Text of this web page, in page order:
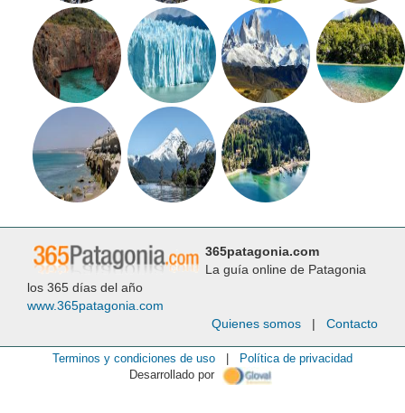
365patagonia.com
La guía online de Patagonia
los 365 días del año
www.365patagonia.com
Quienes somos | Contacto
Terminos y condiciones de uso
Política de privacidad
Desarrollado por